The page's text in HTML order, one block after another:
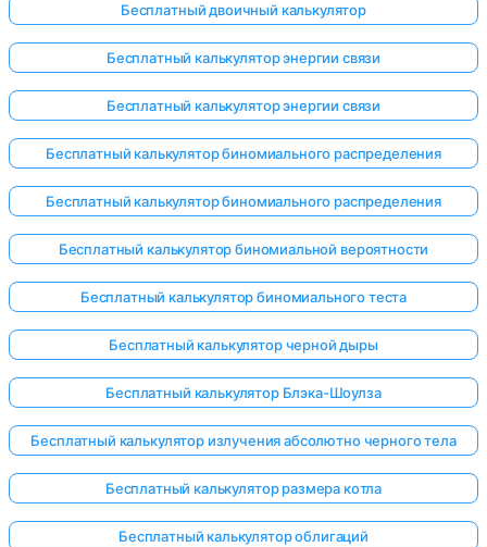
Бесплатный двоичный калькулятор
Бесплатный калькулятор энергии связи
Бесплатный калькулятор энергии связи
Бесплатный калькулятор биномиального распределения
Бесплатный калькулятор биномиального распределения
Бесплатный калькулятор биномиальной вероятности
Бесплатный калькулятор биномиального теста
Бесплатный калькулятор черной дыры
Бесплатный калькулятор Блэка-Шоулза
Бесплатный калькулятор излучения абсолютно черного тела
Бесплатный калькулятор размера котла
Бесплатный калькулятор облигаций